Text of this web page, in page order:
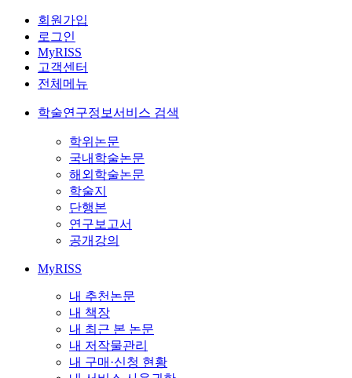
회원가입
로그인
MyRISS
고객센터
전체메뉴
학술연구정보서비스 검색
학위논문
국내학술논문
해외학술논문
학술지
단행본
연구보고서
공개강의
MyRISS
내 추천논문
내 책장
내 최근 본 논문
내 저작물관리
내 구매·신청 현황